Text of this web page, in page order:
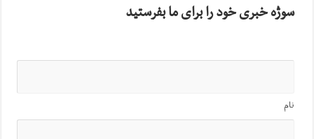
سوژه خبری خود را برای ما بفرستید
نام